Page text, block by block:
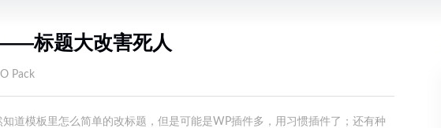
标题大改害死人
Pack
知道模板里怎么简单的改标题，但是可能是WP插件多，用习惯插件了；还有种